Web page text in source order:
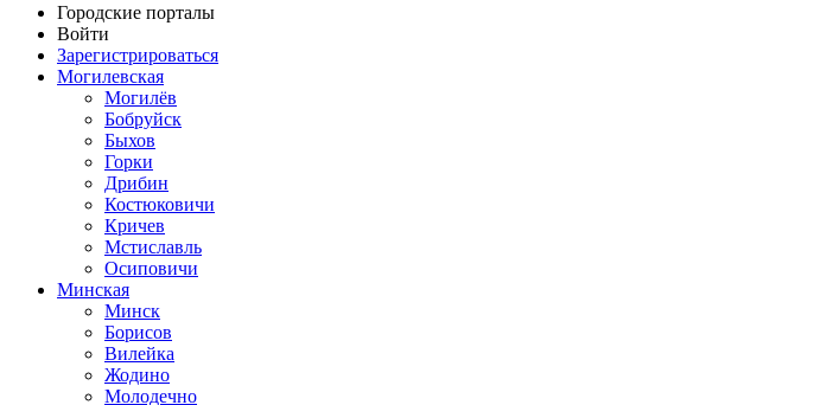
Городские порталы
Войти
Зарегистрироваться
Могилевская
Могилёв
Бобруйск
Быхов
Горки
Дрибин
Костюковичи
Кричев
Мстиславль
Осиповичи
Минская
Минск
Борисов
Вилейка
Жодино
Молодечно